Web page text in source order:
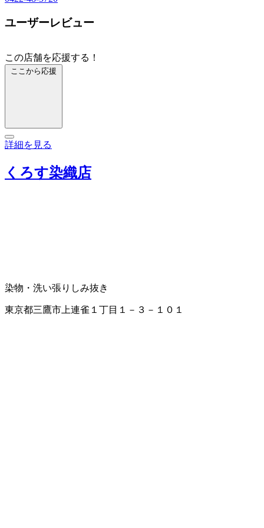
ユーザーレビュー
この店舗を応援する！
ここから応援
詳細を見る
くろす染織店
染物・洗い張り しみ抜き
東京都三鷹市上連雀１丁目１－３－１０１